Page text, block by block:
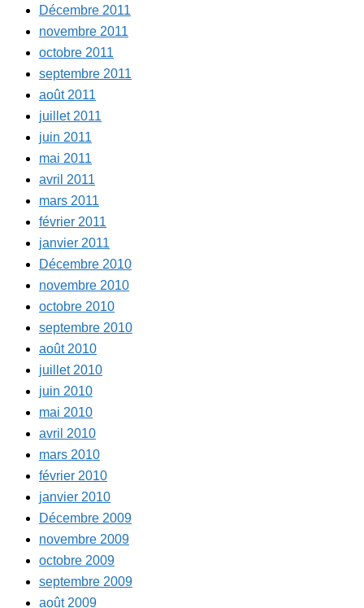
Décembre 2011
novembre 2011
octobre 2011
septembre 2011
août 2011
juillet 2011
juin 2011
mai 2011
avril 2011
mars 2011
février 2011
janvier 2011
Décembre 2010
novembre 2010
octobre 2010
septembre 2010
août 2010
juillet 2010
juin 2010
mai 2010
avril 2010
mars 2010
février 2010
janvier 2010
Décembre 2009
novembre 2009
octobre 2009
septembre 2009
août 2009